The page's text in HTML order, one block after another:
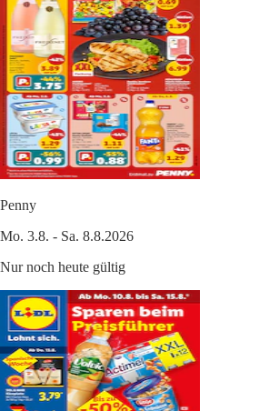
Penny
Mo. 3.8. - Sa. 8.8.2026
Nur noch heute gültig